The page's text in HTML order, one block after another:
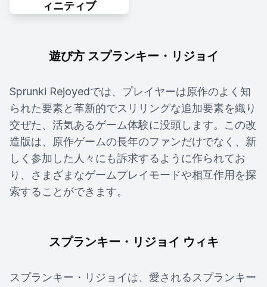
ィニティブ
遊び方 スプランキー・リジョイ
Sprunki Rejoyedでは、プレイヤーは原作のよく知
られた要素と革新的でスリリングな追加要素を織り
交ぜた、活気あるゲーム体験に没頭します。この改
造版は、原作ゲームの長年のファンだけでなく、新
しく参加した人々にも訴求するように作られてお
り、さまざまなゲームプレイモードや相互作用を探
索することができます。
スプランキー・リジョイ ウィキ
スプランキー・リジョイは、愛されるスプランキー